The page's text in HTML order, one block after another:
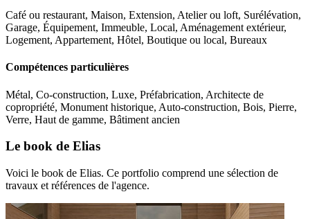
Café ou restaurant, Maison, Extension, Atelier ou loft, Surélévation,
Garage, Équipement, Immeuble, Local, Aménagement extérieur,
Logement, Appartement, Hôtel, Boutique ou local, Bureaux
Compétences particulières
Métal, Co-construction, Luxe, Préfabrication, Architecte de
copropriété, Monument historique, Auto-construction, Bois, Pierre,
Verre, Haut de gamme, Bâtiment ancien
Le book de Elias
Voici le book de Elias. Ce portfolio comprend une sélection de
travaux et références de l'agence.